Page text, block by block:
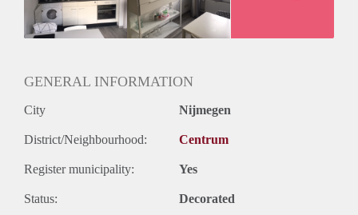
GENERAL INFORMATION
City Nijmegen
District/Neighbourhood: Centrum
Register municipality: Yes
Status: Decorated